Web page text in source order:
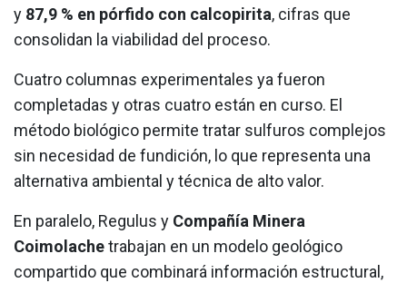
y 87,9 % en pórfido con calcopirita, cifras que
consolidan la viabilidad del proceso.
Cuatro columnas experimentales ya fueron
completadas y otras cuatro están en curso. El
método biológico permite tratar sulfuros complejos
sin necesidad de fundición, lo que representa una
alternativa ambiental y técnica de alto valor.
En paralelo, Regulus y Compañía Minera
Coimolachetrabajan en un modelo geológico
compartido que combinará información estructural,